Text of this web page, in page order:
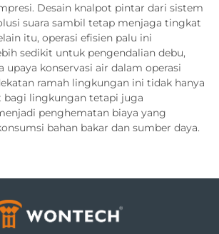
Desain knalpot pintar dari sistem
suara sambil tetap menjaga tingkat
itu, operasi efisien palu ini
sedikit untuk pengendalian debu,
upaya konservasi air dalam operasi
ramah lingkungan ini tidak hanya
bagi lingkungan tetapi juga
penghematan biaya yang
bahan bakar dan sumber daya.